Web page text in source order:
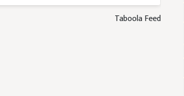
Taboola Feed